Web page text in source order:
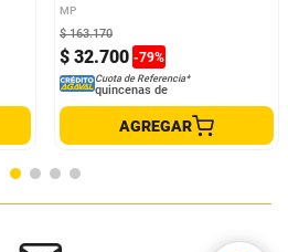
MP
$ 32.700 -79%
$ 163.170
Cuota de Referencia*
quincenas de
AGREGAR